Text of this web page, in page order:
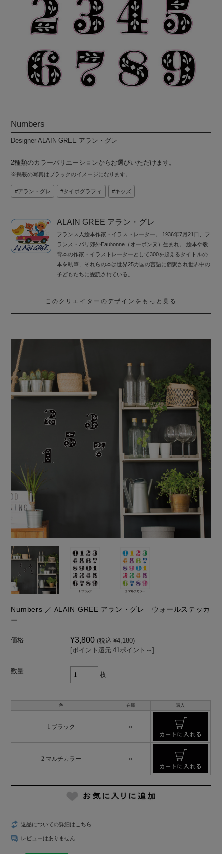
Numbers
Designer ALAIN GREE アラン・グレ
2種類のカラーバリエーションからお選びいただけます。
※掲載の写真はブラックのイメージになります。
アラン・グレ タイポグラフィ キッズ
ALAIN GREE アラン・グレ
フランス人絵本作家・イラストレーター。 1936年7月21日、フ
ランス・パリ郊外Eaubonne（オーボンヌ）生まれ。 絵本や教
育本の作家・イラストレーターとして300を超えるタイトルの
本を執筆、それらの本は世界25カ国の言語に翻訳され世界中の
子どもたちに愛読されている。
このクリエイターのデザインをもっと見る
Numbers ／ ALAIN GREE アラン・グレ ウォールステッカ
ー
価格: ¥3,800 (税込 ¥4,180)
[ポイント還元 41ポイント～]
数量: 枚
色 在庫 購入
1 ブラック ○
2 マルチカラー ○
返品についての詳細はこちら
レビューはありません